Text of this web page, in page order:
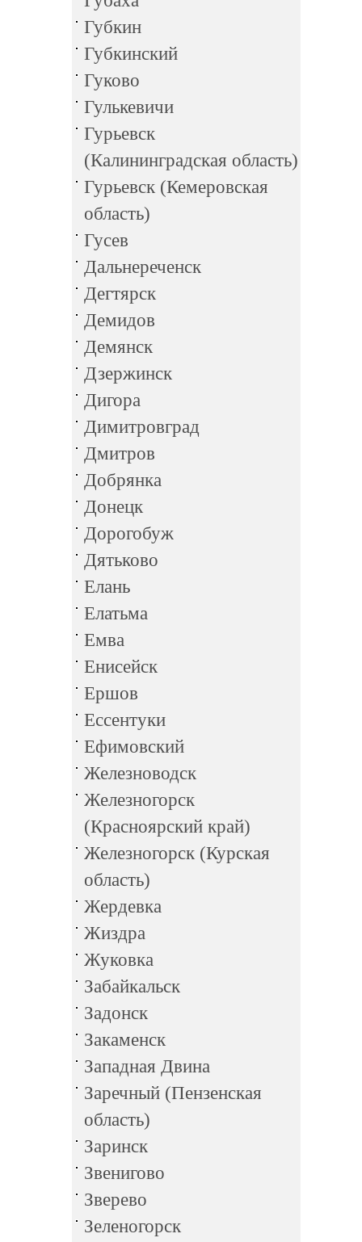
Губкин
Губкинский
Гуково
Гулькевичи
Гурьевск
(Калининградская область)
Гурьевск (Кемеровская
область)
Гусев
Дальнереченск
Дегтярск
Демидов
Демянск
Дзержинск
Дигора
Димитровград
Дмитров
Добрянка
Донецк
Дорогобуж
Дятьково
Елань
Елатьма
Емва
Енисейск
Ершов
Ессентуки
Ефимовский
Железноводск
Железногорск
(Красноярский край)
Железногорск (Курская
область)
Жердевка
Жиздра
Жуковка
Забайкальск
Задонск
Закаменск
Западная Двина
Заречный (Пензенская
область)
Заринск
Звенигово
Зверево
Зеленогорск